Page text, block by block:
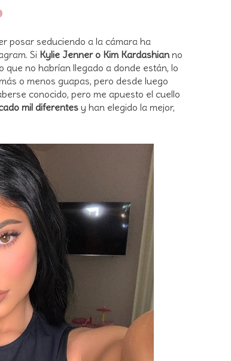
posar seduciendo a la cámara ha
Si Kylie Jenner o Kim Kardashianno
que no habrían llegado a donde están, lo
o menos guapas, pero desde luego
conocido, pero me apuesto el cuello
mil diferentes y han elegido la mejor,